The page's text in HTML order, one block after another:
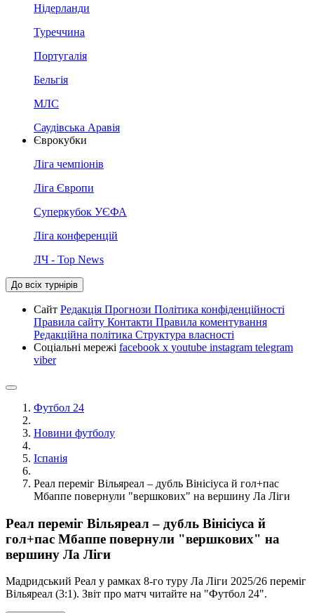
Нідерланди
Туреччина
Португалія
Бельгія
МЛС
Саудівська Аравія
Єврокубки
Ліга чемпіонів
Ліга Європи
Суперкубок УЄФА
Ліга конференцій
ЛЧ - Top News
До всіх турнірів
Сайт Редакція Прогнози Політика конфіденційності
Правила сайту Контакти Правила коментування
Редакційна політика Структура власності
Соціальні мережі facebook x youtube instagram telegram
viber
Футбол 24
Новини футболу
Іспанія
Реал переміг Вільяреал – дубль Вінісіуса й гол+пас
Мбаппе повернули "вершкових" на вершину Ла Ліги
Реал переміг Вільяреал – дубль Вінісіуса й
гол+пас Мбаппе повернули "вершкових" на
вершину Ла Ліги
Мадридський Реал у рамках 8-го туру Ла Ліги 2025/26 переміг
Вільяреал (3:1). Звіт про матч читайте на "Футбол 24".